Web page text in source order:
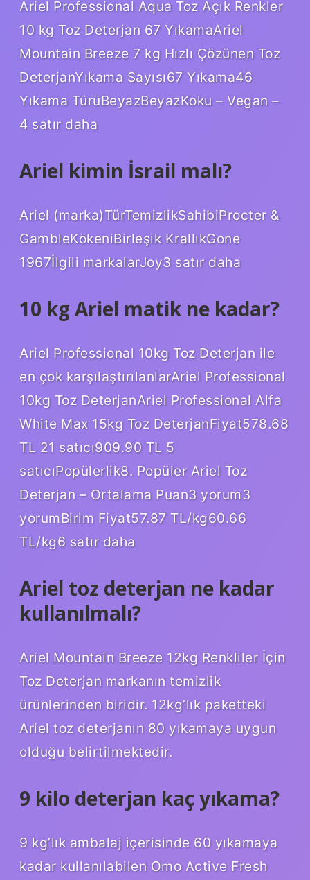
Ariel Professional Aqua Toz Açık Renkler
10 kg Toz Deterjan 67 YıkamaAriel
Mountain Breeze 7 kg Hızlı Çözünen Toz
DeterjanYıkama Sayısı67 Yıkama46
Yıkama TürüBeyazBeyazKoku – Vegan –
4 satır daha
Ariel kimin İsrail malı?
Ariel (marka)TürTemizlikSahibiProcter &
GambleKökeniBirleşik KrallıkGone
1967İlgili markalarJoy3 satır daha
10 kg Ariel matik ne kadar?
Ariel Professional 10kg Toz Deterjan ile
en çok karşılaştırılanlarAriel Professional
10kg Toz DeterjanAriel Professional Alfa
White Max 15kg Toz DeterjanFiyat578.68
TL 21 satıcı909.90 TL 5
satıcıPopülerlik8. Popüler Ariel Toz
Deterjan – Ortalama Puan3 yorum3
yorumBirim Fiyat57.87 TL/kg60.66
TL/kg6 satır daha
Ariel toz deterjan ne kadar
kullanılmalı?
Ariel Mountain Breeze 12kg Renkliler İçin
Toz Deterjan markanın temizlik
ürünlerinden biridir. 12kg’lık paketteki
Ariel toz deterjanın 80 yıkamaya uygun
olduğu belirtilmektedir.
9 kilo deterjan kaç yıkama?
9 kg’lık ambalaj içerisinde 60 yıkamaya
kadar kullanılabilen Omo Active Fresh